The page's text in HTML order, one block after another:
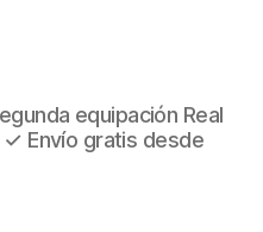
equipación Real
✓ Envío gratis desde